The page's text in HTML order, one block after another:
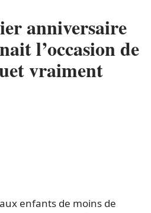
anniversaire
l’occasion de
vraiment
enfants de moins de